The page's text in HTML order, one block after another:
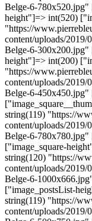
Belge-6-
height"]=> int(520)
"https://
content/uploads/2019/
Belge-6-
height"]=> int(200)
"https://
content/uploads/2019/
Belge-6-
string(119) "https://
content/uploads/2019/
Belge-6-
["image_square-
string(120) "https://
content/uploads/2019/
Belge-6-
["image_postsList-
string(119) "https://
content/uploads/2019/